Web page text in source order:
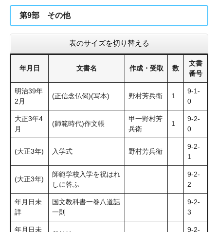
第9部 その他
表のサイズを切り替える
年月日 文書名 作成・受取 数
文書
番号
明治39年
2月
(正信念仏偈)(写本) 野村芳兵衛 1
9-1-
0
大正3年4
月
(師範時代)作文帳
甲一野村芳
兵衛
1
9-2-
0
(大正3年) 入学式 野村芳兵衛
9-2-
1
(大正3年)
師範学校入学を祝はれ
しに答ふ
9-2-
2
年月日未
詳
国文教科書一巻八道話
一則
9-2-
3
年月日未
9-2-